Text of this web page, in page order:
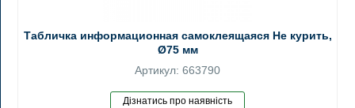
Табличка информационная самоклеящаяся Не курить,
Ø75 мм
Артикул: 663790